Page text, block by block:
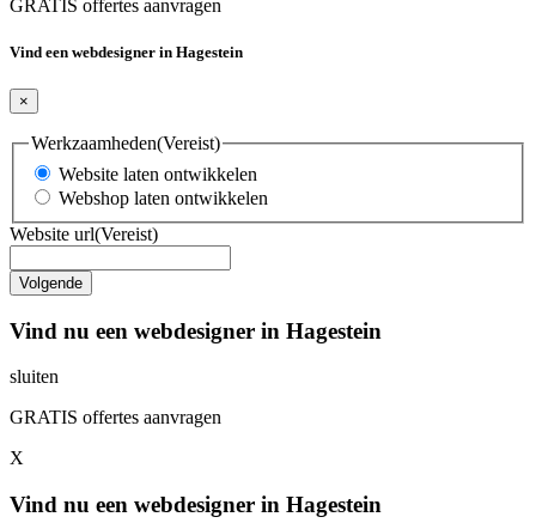
GRATIS offertes aanvragen
Vind een webdesigner in Hagestein
×
Werkzaamheden(Vereist)
Website laten ontwikkelen
Webshop laten ontwikkelen
Website url(Vereist)
Vind nu een webdesigner in Hagestein
sluiten
GRATIS offertes aanvragen
X
Vind nu een webdesigner in Hagestein